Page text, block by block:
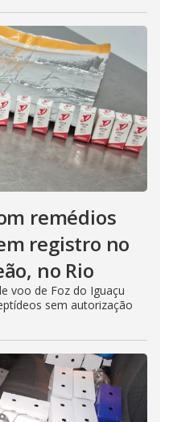
remédios
registro no
no Rio
voo de Foz do Iguaçu
sem autorização